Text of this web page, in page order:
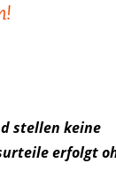
stellen keine
erfolgt